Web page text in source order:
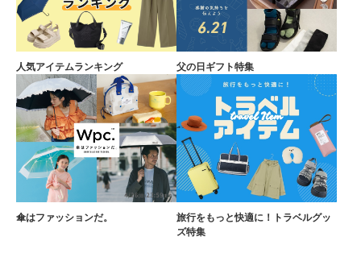
人気アイテムランキング 父の日ギフト特集
傘はファッションだ。
旅行をもっと快適に！トラベルグッ
ズ特集